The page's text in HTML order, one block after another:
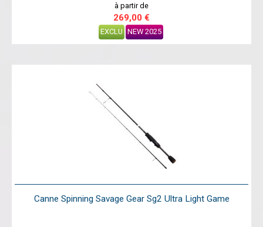
à partir de
269,00 €
EXCLU NEW 2025
Canne Spinning Savage Gear Sg2 Ultra Light Game